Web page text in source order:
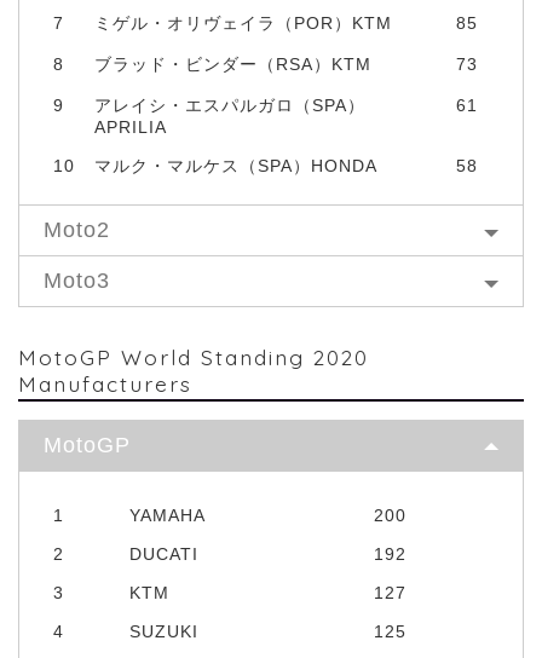
7 ミゲル・オリヴェイラ（POR）KTM 85
8 ブラッド・ビンダー（RSA）KTM 73
9
アレイシ・エスパルガロ（SPA）
APRILIA
61
10 マルク・マルケス（SPA）HONDA 58
Moto2
Moto3
MotoGP World Standing 2020
Manufacturers
MotoGP
1 YAMAHA
200
2
DUCATI
192
3
KTM
127
4
SUZUKI
125